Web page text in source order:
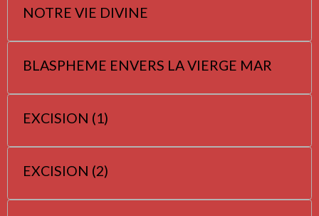
NOTRE VIE DIVINE
BLASPHEME ENVERS LA VIERGE MAR
EXCISION (1)
EXCISION (2)